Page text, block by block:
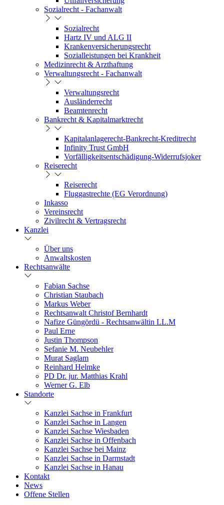
Sozialrecht - Fachanwalt
Sozialrecht
Hartz IV und ALG II
Krankenversicherungsrecht
Sozialleistungen bei Krankheit
Medizinrecht & Arzthaftung
Verwaltungsrecht - Fachanwalt
Verwaltungsrecht
Ausländerrecht
Beamtenrecht
Bankrecht & Kapitalmarktrecht
Kapitalanlagerecht-Bankrecht-Kreditrecht
Infinity Trust GmbH
Vorfälligkeitsentschädigung-Widerrufsjoker
Reiserecht
Reiserecht
Fluggastrechte (EG Verordnung)
Inkasso
Vereinsrecht
Zivilrecht & Vertragsrecht
Kanzlei
Über uns
Anwaltskosten
Rechtsanwälte
Fabian Sachse
Christian Staubach
Markus Weber
Rechtsanwalt Christof Bernhardt
Nafize Güngördü - Rechtsanwältin LL.M
Paul Erne
Justin Thompson
Sefanie M. Neubehler
Murat Saglam
Reinhard Helmke
PD Dr. jur. Matthias Krahl
Werner G. Elb
Standorte
Kanzlei Sachse in Frankfurt
Kanzlei Sachse in Langen
Kanzlei Sachse Wiesbaden
Kanzlei Sachse in Offenbach
Kanzlei Sachse bei Mainz
Kanzlei Sachse in Darmstadt
Kanzlei Sachse in Hanau
Kontakt
News
Offene Stellen